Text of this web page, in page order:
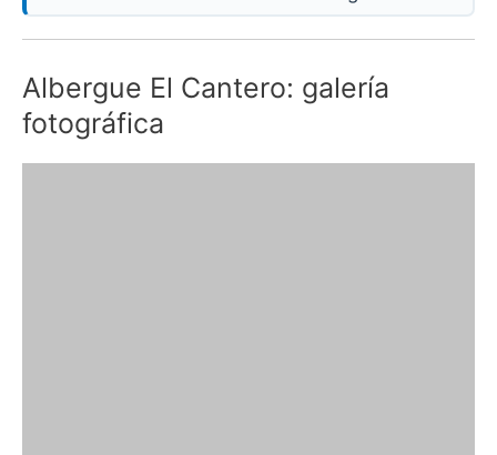
Albergue El Cantero: galería
fotográfica